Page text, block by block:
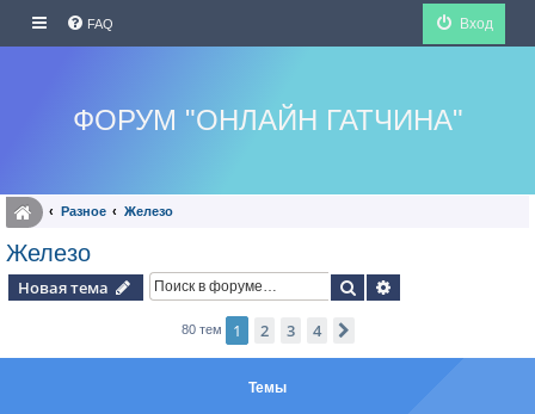
FAQ Вход
ФОРУМ "ОНЛАЙН ГАТЧИНА"
Разное Железо
Железо
Новая тема Поиск
80 тем 1 2 3 4
Темы